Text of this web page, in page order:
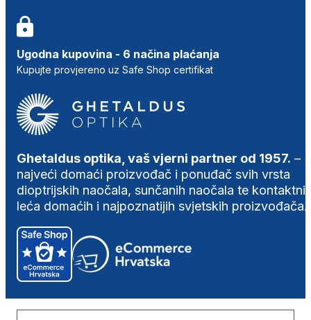
Ugodna kupovina - 6 načina plaćanja
Kupujte provjereno uz Safe Shop certifikat
Ghetaldus optika, vaš vjerni partner od 1957. –
najveći domaći proizvođač i ponuđač svih vrsta
dioptrijskih naočala, sunčanih naočala te
leća domaćih i najpoznatijih svjetskih proizvođača.